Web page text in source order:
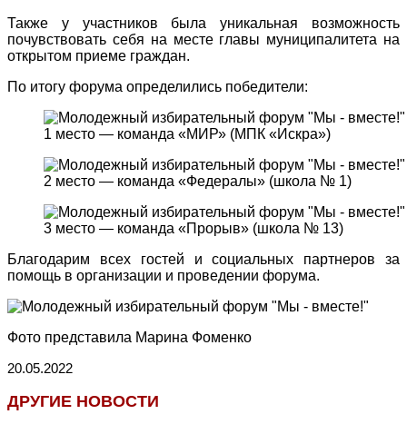
Также у участников была уникальная возможность
почувствовать себя на месте главы муниципалитета на
открытом приеме граждан.
По итогу форума определились победители:
1 место — команда «МИР» (МПК «Искра»)
2 место — команда «Федералы» (школа № 1)
3 место — команда «Прорыв» (школа № 13)
Благодарим всех гостей и социальных партнеров за
помощь в организации и проведении форума.
Фото представила Марина Фоменко
20.05.2022
ДРУГИЕ НОВОСТИ